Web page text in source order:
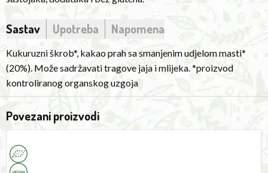
Sastav Upotreba Napomena
Kukuruzni škrob*, kakao prah sa smanjenim udjelom masti*
(20%). Može sadržavati tragove jaja i mlijeka. *proizvod
kontroliranog organskog uzgoja
Povezani proizvodi
Ground
35g